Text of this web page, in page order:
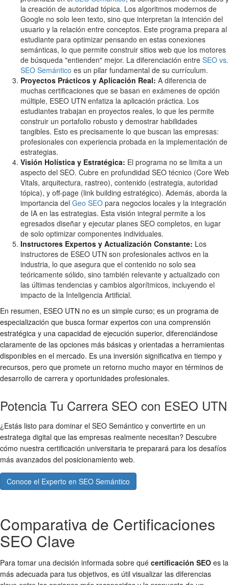
la creación de autoridad tópica. Los algoritmos modernos de
Google no solo leen texto, sino que interpretan la intención del
usuario y la relación entre conceptos. Este programa prepara al
estudiante para optimizar pensando en estas conexiones
semánticas, lo que permite construir sitios web que los motores
de búsqueda "entienden" mejor. La diferenciación entre SEO vs.
SEO Semántico es un pilar fundamental de su currículum.
Proyectos Prácticos y Aplicación Real: A diferencia de
muchas certificaciones que se basan en exámenes de opción
múltiple, ESEO UTN enfatiza la aplicación práctica. Los
estudiantes trabajan en proyectos reales, lo que les permite
construir un portafolio robusto y demostrar habilidades
tangibles. Esto es precisamente lo que buscan las empresas:
profesionales con experiencia probada en la implementación de
estrategias.
Visión Holística y Estratégica: El programa no se limita a un
aspecto del SEO. Cubre en profundidad SEO técnico (Core Web
Vitals, arquitectura, rastreo), contenido (estrategia, autoridad
tópica), y off-page (link building estratégico). Además, aborda la
importancia del Geo SEO para negocios locales y la integración
de IA en las estrategias. Esta visión integral permite a los
egresados diseñar y ejecutar planes SEO completos, en lugar
de solo optimizar componentes individuales.
Instructores Expertos y Actualización Constante: Los
instructores de ESEO UTN son profesionales activos en la
industria, lo que asegura que el contenido no solo sea
teóricamente sólido, sino también relevante y actualizado con
las últimas tendencias y cambios algorítmicos, incluyendo el
impacto de la Inteligencia Artificial.
En resumen, ESEO UTN no es un simple curso; es un programa de
especialización que busca formar expertos con una comprensión
estratégica y una capacidad de ejecución superior, diferenciándose
claramente de las opciones más básicas y orientadas a herramientas
disponibles en el mercado. Es una inversión significativa en tiempo y
recursos, pero que promete un retorno mucho mayor en términos de
desarrollo de carrera y oportunidades profesionales.
Potencia Tu Carrera SEO con ESEO UTN
¿Estás listo para dominar el SEO Semántico y convertirte en un
estratega digital que las empresas realmente necesitan? Descubre
cómo nuestra certificación universitaria te preparará para los desafíos
más avanzados del posicionamiento web.
Conoce el Experto en SEO Semántico
Comparativa de Certificaciones
SEO Clave
Para tomar una decisión informada sobre qué certificación SEO es la
más adecuada para tus objetivos, es útil visualizar las diferencias